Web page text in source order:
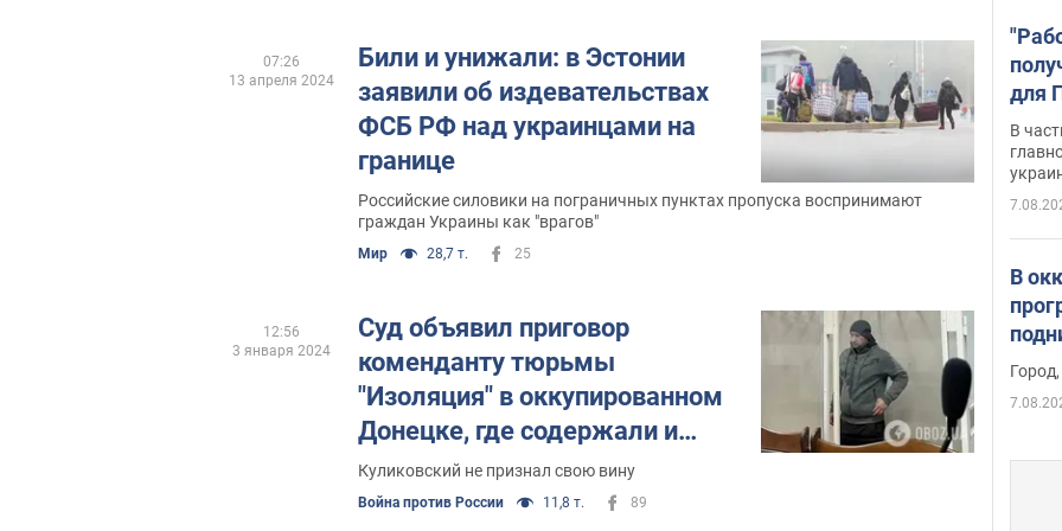
Били и унижали: в Эстонии
заявили об издевательствах
ФСБ РФ над украинцами на
границе
Российские силовики на пограничных пунктах пропуска воспринимают
граждан Украины как "врагов"
Мир 28,7 т. 25
07:26
13 апреля 2024
Суд объявил приговор
коменданту тюрьмы
"Изоляция" в оккупированном
Донецке, где содержали и
пытали украинцев
Куликовский не признал свою вину
Война против России 11,8 т. 89
12:56
3 января 2024
для
В
В